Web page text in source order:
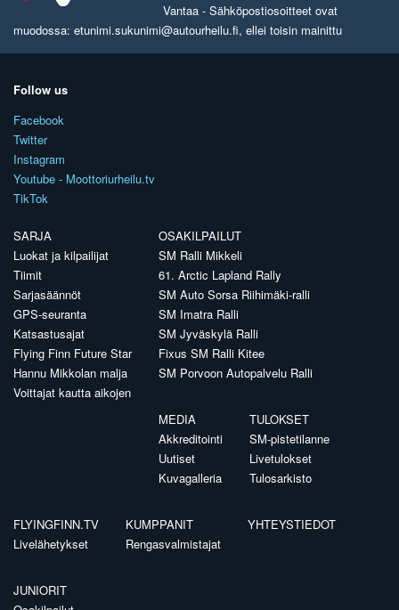
Vantaa - Sähköpostiosoitteet ovat
muodossa: etunimi.sukunimi@autourheilu.fi, ellei toisin mainittu
Follow us
Facebook
Twitter
Instagram
Youtube - Moottoriurheilu.tv
TikTok
SARJA
Luokat ja kilpailijat
Tiimit
Sarjasäännöt
GPS-seuranta
Katsastusajat
Flying Finn Future Star
Hannu Mikkolan malja
Voittajat kautta aikojen
OSAKILPAILUT
SM Ralli Mikkeli
61. Arctic Lapland Rally
SM Auto Sorsa Riihimäki-ralli
SM Imatra Ralli
SM Jyväskylä Ralli
Fixus SM Ralli Kitee
SM Porvoon Autopalvelu Ralli
MEDIA
Akkreditointi
Uutiset
Kuvagalleria
TULOKSET
SM-pistetilanne
Livetulokset
Tulosarkisto
FLYINGFINN.TV
Livelähetykset
KUMPPANIT
Rengasvalmistajat
YHTEYSTIEDOT
JUNIORIT